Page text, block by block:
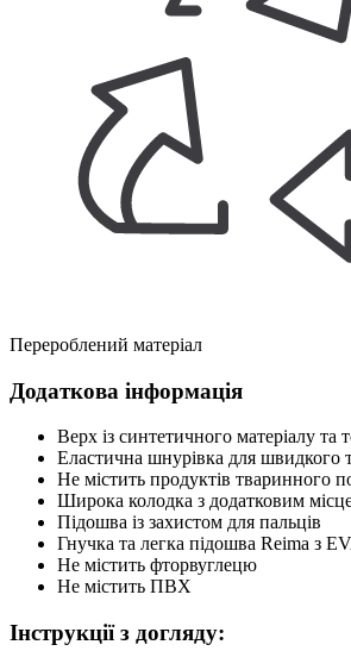
Перероблений матеріал
Додаткова інформація
Верх із синтетичного матеріалу та
Еластична шнурівка для швидкого
Не містить продуктів тваринного
Широка колодка з додатковим
Підошва із захистом для пальців
Гнучка та легка підошва Reima з
Не містить фторвуглецю
Не містить ПВХ
Інструкції з догляду: